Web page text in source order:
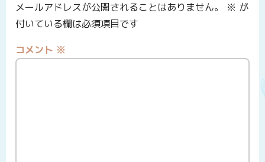
メールアドレスが公開されることはありません。 ※ が
付いている欄は必須項目です
コメント ※